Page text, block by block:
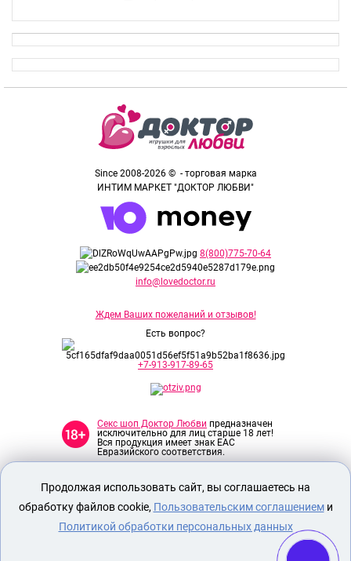
Since 2008-2026 © - торговая марка
ИНТИМ МАРКЕТ "ДОКТОР ЛЮБВИ"
8(800)775-70-64
info@lovedoctor.ru
Ждем Ваших пожеланий и отзывов!
Есть вопрос?
+7-913-917-89-65
Секс шоп Доктор Любви предназначен
исключительно для лиц старше 18 лет!
Вся продукция имеет знак EAC
Евразийского соответствия.
О МАГАЗИНЕ
ОПЛАТА И ДОСТАВКА
СЕКС ИГРУШКИ
Продолжая использовать сайт, вы соглашаетесь на
обработку файлов cookie, Пользовательским соглашениеми
Политикой обработки персональных данных